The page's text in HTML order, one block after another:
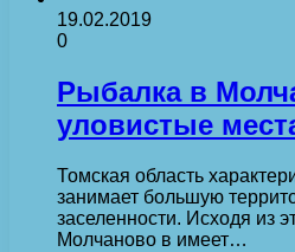
19.02.2019
0
Рыбалка в
уловистые
Томская область
занимает большую
заселенности. Исходя из
Молчаново в имеет…